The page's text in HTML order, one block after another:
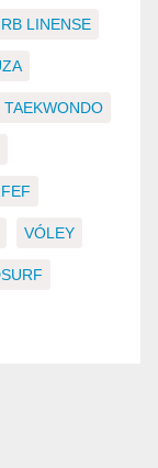
RB LINENSE
TAEKWONDO
VÓLEY